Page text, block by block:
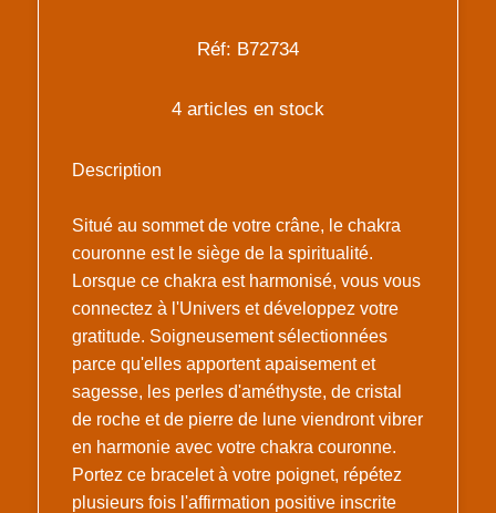
Réf: B72734
4 articles en stock
Description
Situé au sommet de votre crâne, le chakra
couronne est le siège de la spiritualité.
Lorsque ce chakra est harmonisé, vous vous
connectez à l'Univers et développez votre
gratitude. Soigneusement sélectionnées
parce qu'elles apportent apaisement et
sagesse, les perles d'améthyste, de cristal
de roche et de pierre de lune viendront vibrer
en harmonie avec votre chakra couronne.
Portez ce bracelet à votre poignet, répétez
plusieurs fois l'affirmation positive inscrite